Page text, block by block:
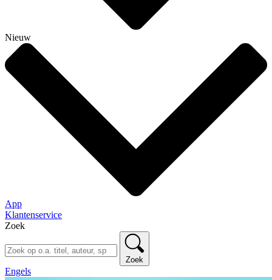
Nieuw
App
Klantenservice
Zoek
Zoek
Engels